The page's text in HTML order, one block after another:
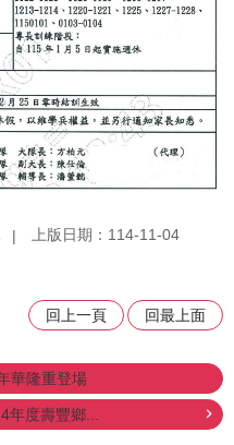
上版日期：114-11-04
回上一頁 回最上面
華隆重登場
度壽豐鄉...